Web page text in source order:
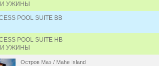
И УЖИНЫ
POOL SUITE BB
POOL SUITE HB
И УЖИНЫ
Остров Маэ / Mahe Island